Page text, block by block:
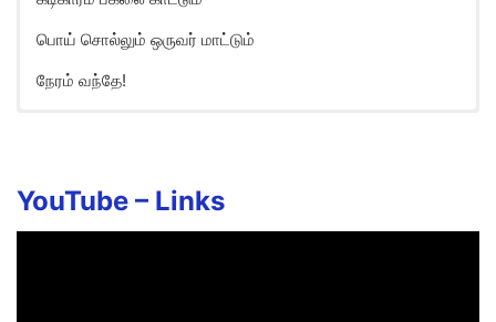
பொய் சொல்லும் ஒருவர் மாட்டும்
நேரம் வந்தே!
YouTube – Links